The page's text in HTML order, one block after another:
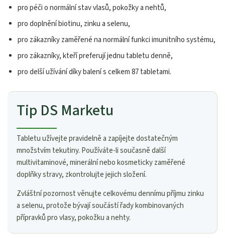
pro péči o normální stav vlasů, pokožky a nehtů,
pro doplnění biotinu, zinku a selenu,
pro zákazníky zaměřené na normální funkci imunitního systému,
pro zákazníky, kteří preferují jednu tabletu denně,
pro delší užívání díky balení s celkem 87 tabletami.
Tip DS Marketu
Tabletu užívejte pravidelně a zapíjejte dostatečným
množstvím tekutiny. Používáte-li současně další
multivitaminové, minerální nebo kosmeticky zaměřené
doplňky stravy, zkontrolujte jejich složení.
Zvláštní pozornost věnujte celkovému dennímu příjmu zinku
a selenu, protože bývají součástí řady kombinovaných
přípravků pro vlasy, pokožku a nehty.